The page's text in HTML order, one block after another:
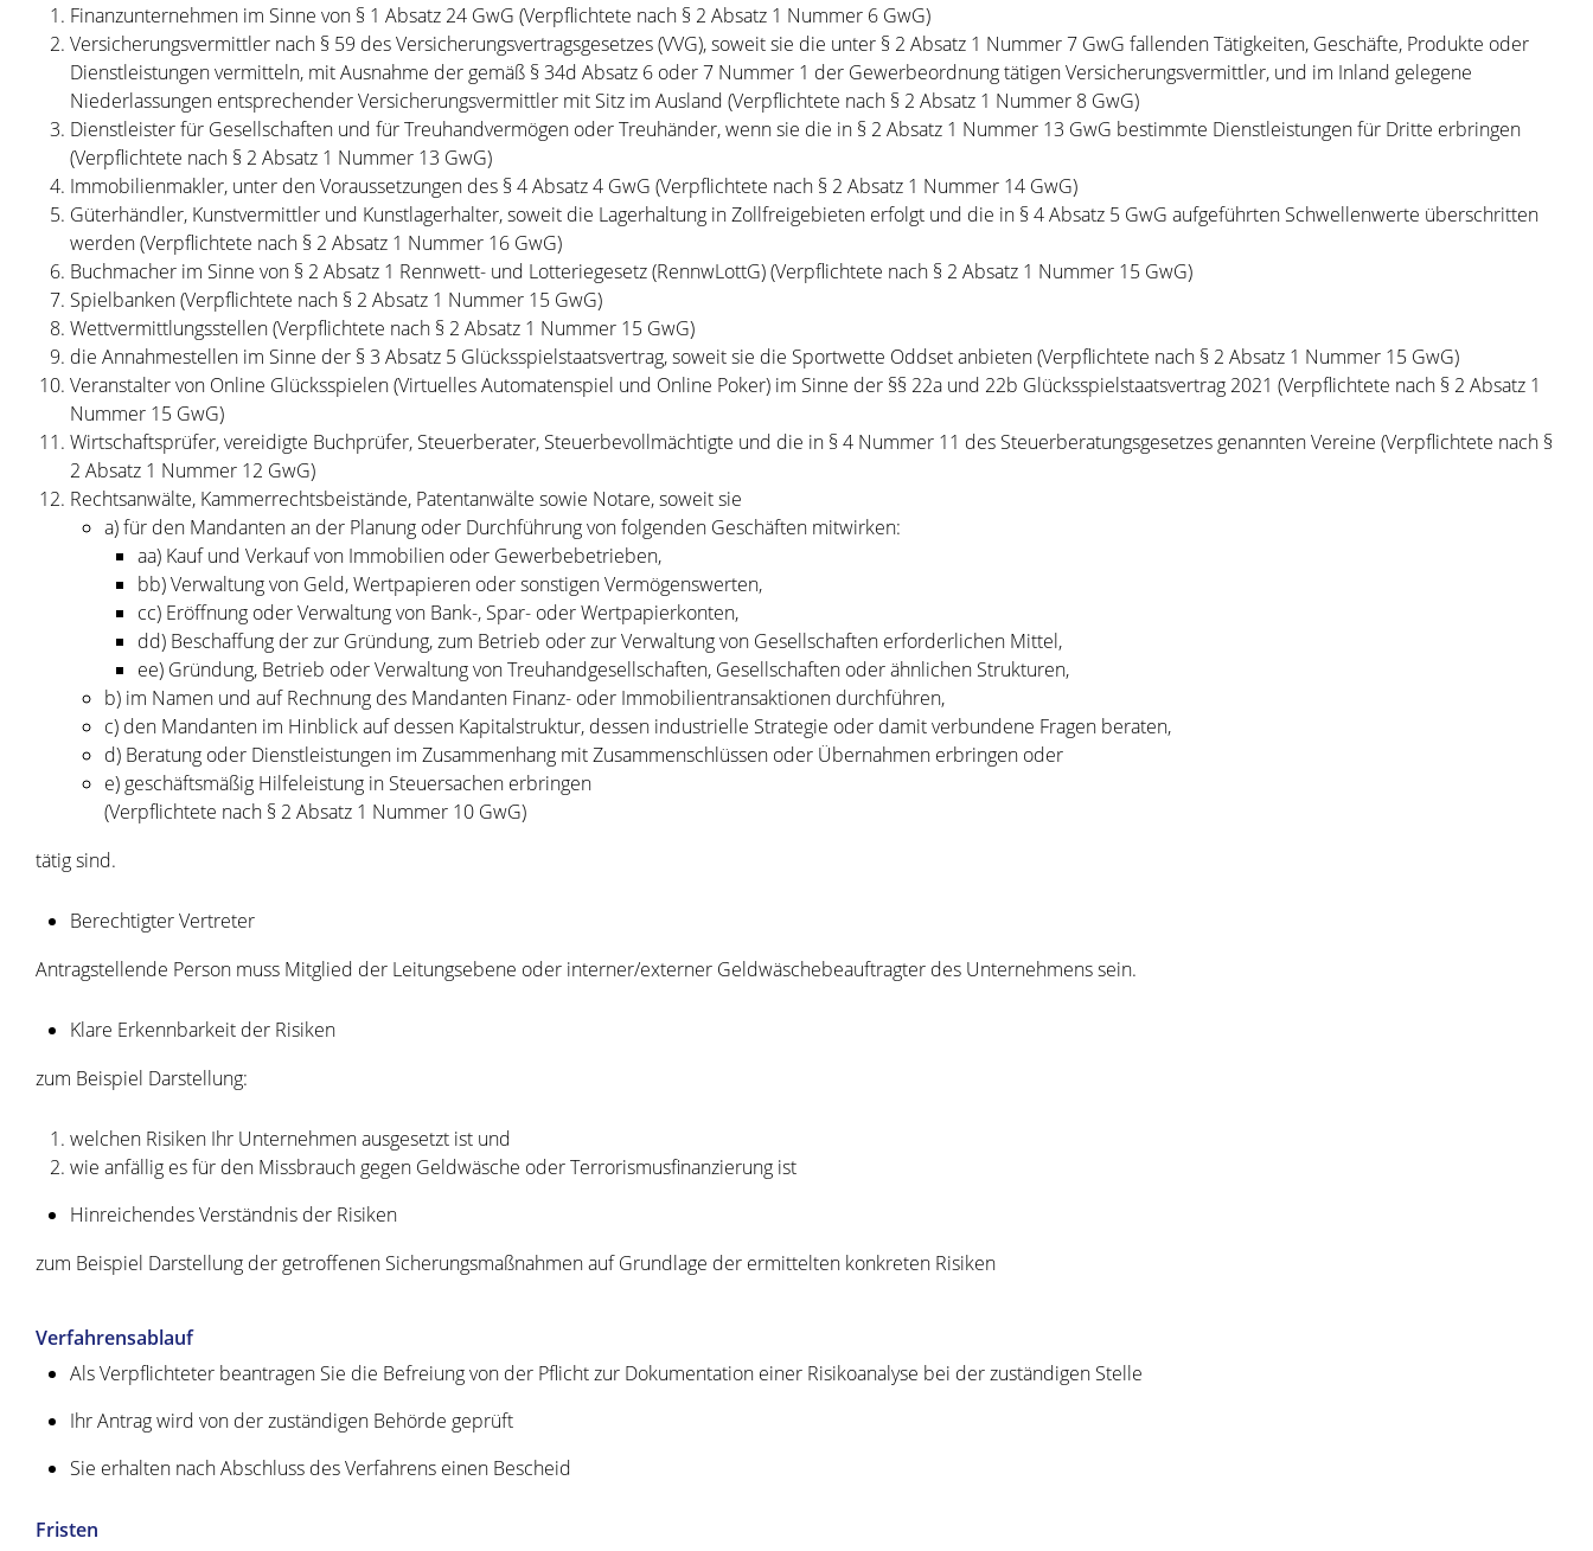
Finanzunternehmen im Sinne von § 1 Absatz 24 GwG (Verpflichtete nach § 2 Absatz 1 Nummer 6 GwG)
Versicherungsvermittler nach § 59 des Versicherungsvertragsgesetzes (VVG), soweit sie die unter § 2 Absatz 1 Nummer 7 GwG fallenden Tätigkeiten, Geschäfte, Produkte oder
Dienstleistungen vermitteln, mit Ausnahme der gemäß § 34d Absatz 6 oder 7 Nummer 1 der Gewerbeordnung tätigen Versicherungsvermittler, und im Inland gelegene
Niederlassungen entsprechender Versicherungsvermittler mit Sitz im Ausland (Verpflichtete nach § 2 Absatz 1 Nummer 8 GwG)
Dienstleister für Gesellschaften und für Treuhandvermögen oder Treuhänder, wenn sie die in § 2 Absatz 1 Nummer 13 GwG bestimmte Dienstleistungen für Dritte erbringen
(Verpflichtete nach § 2 Absatz 1 Nummer 13 GwG)
Immobilienmakler, unter den Voraussetzungen des § 4 Absatz 4 GwG (Verpflichtete nach § 2 Absatz 1 Nummer 14 GwG)
Güterhändler, Kunstvermittler und Kunstlagerhalter, soweit die Lagerhaltung in Zollfreigebieten erfolgt und die in § 4 Absatz 5 GwG aufgeführten Schwellenwerte überschritten
werden (Verpflichtete nach § 2 Absatz 1 Nummer 16 GwG)
Buchmacher im Sinne von § 2 Absatz 1 Rennwett- und Lotteriegesetz (RennwLottG) (Verpflichtete nach § 2 Absatz 1 Nummer 15 GwG)
Spielbanken (Verpflichtete nach § 2 Absatz 1 Nummer 15 GwG)
Wettvermittlungsstellen (Verpflichtete nach § 2 Absatz 1 Nummer 15 GwG)
die Annahmestellen im Sinne der § 3 Absatz 5 Glücksspielstaatsvertrag, soweit sie die Sportwette Oddset anbieten (Verpflichtete nach § 2 Absatz 1 Nummer 15 GwG)
Veranstalter von Online Glücksspielen (Virtuelles Automatenspiel und Online Poker) im Sinne der §§ 22a und 22b Glücksspielstaatsvertrag 2021 (Verpflichtete nach § 2 Absatz 1
Nummer 15 GwG)
Wirtschaftsprüfer, vereidigte Buchprüfer, Steuerberater, Steuerbevollmächtigte und die in § 4 Nummer 11 des Steuerberatungsgesetzes genannten Vereine (Verpflichtete nach §
2 Absatz 1 Nummer 12 GwG)
Rechtsanwälte, Kammerrechtsbeistände, Patentanwälte sowie Notare, soweit sie
a) für den Mandanten an der Planung oder Durchführung von folgenden Geschäften mitwirken:
aa) Kauf und Verkauf von Immobilien oder Gewerbebetrieben,
bb) Verwaltung von Geld, Wertpapieren oder sonstigen Vermögenswerten,
cc) Eröffnung oder Verwaltung von Bank-, Spar- oder Wertpapierkonten,
dd) Beschaffung der zur Gründung, zum Betrieb oder zur Verwaltung von Gesellschaften erforderlichen Mittel,
ee) Gründung, Betrieb oder Verwaltung von Treuhandgesellschaften, Gesellschaften oder ähnlichen Strukturen,
b) im Namen und auf Rechnung des Mandanten Finanz- oder Immobilientransaktionen durchführen,
c) den Mandanten im Hinblick auf dessen Kapitalstruktur, dessen industrielle Strategie oder damit verbundene Fragen beraten,
d) Beratung oder Dienstleistungen im Zusammenhang mit Zusammenschlüssen oder Übernahmen erbringen oder
e) geschäftsmäßig Hilfeleistung in Steuersachen erbringen
(Verpflichtete nach § 2 Absatz 1 Nummer 10 GwG)
tätig sind.
Berechtigter Vertreter
Antragstellende Person muss Mitglied der Leitungsebene oder interner/externer Geldwäschebeauftragter des Unternehmens sein.
Klare Erkennbarkeit der Risiken
zum Beispiel Darstellung:
welchen Risiken Ihr Unternehmen ausgesetzt ist und
wie anfällig es für den Missbrauch gegen Geldwäsche oder Terrorismusfinanzierung ist
Hinreichendes Verständnis der Risiken
zum Beispiel Darstellung der getroffenen Sicherungsmaßnahmen auf Grundlage der ermittelten konkreten Risiken
Verfahrensablauf
Als Verpflichteter beantragen Sie die Befreiung von der Pflicht zur Dokumentation einer Risikoanalyse bei der zuständigen Stelle
Ihr Antrag wird von der zuständigen Behörde geprüft
Sie erhalten nach Abschluss des Verfahrens einen Bescheid
Fristen